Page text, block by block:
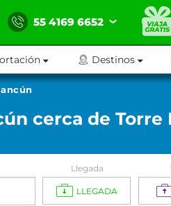
55 4169 6652
Destinos
cerca de Torre
Llegada
LLEGADA